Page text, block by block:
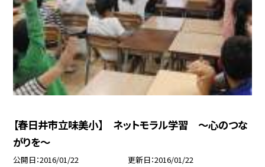
【春日井市立味美小】 ネットモラル学習 〜心のつな
がりを〜
公開日 2016/01/22 更新日 2016/01/22